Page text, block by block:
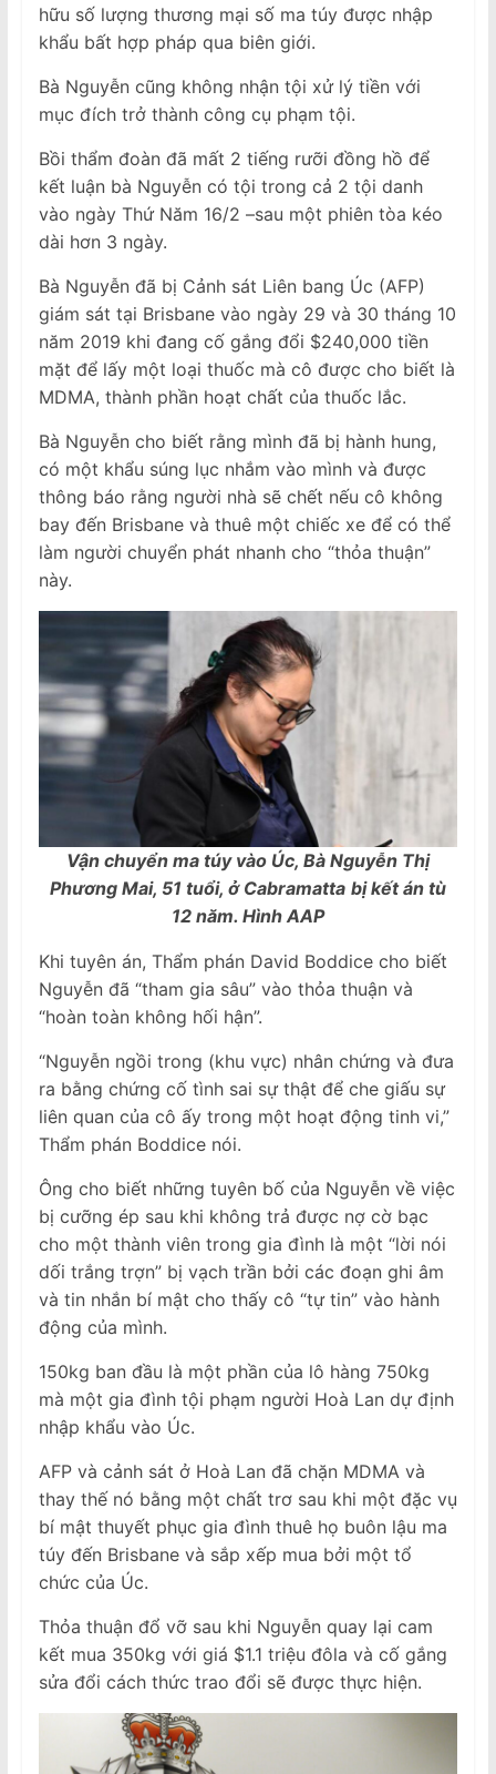
hữu số lượng thương mại số ma túy được nhập
khẩu bất hợp pháp qua biên giới.
Bà Nguyễn cũng không nhận tội xử lý tiền với
mục đích trở thành công cụ phạm tội.
Bồi thẩm đoàn đã mất 2 tiếng rưỡi đồng hồ để
kết luận bà Nguyễn có tội trong cả 2 tội danh
vào ngày Thứ Năm 16/2 –sau một phiên tòa kéo
dài hơn 3 ngày.
Bà Nguyễn đã bị Cảnh sát Liên bang Úc (AFP)
giám sát tại Brisbane vào ngày 29 và 30 tháng 10
năm 2019 khi đang cố gắng đổi $240,000 tiền
mặt để lấy một loại thuốc mà cô được cho biết là
MDMA, thành phần hoạt chất của thuốc lắc.
Bà Nguyễn cho biết rằng mình đã bị hành hung,
có một khẩu súng lục nhắm vào mình và được
thông báo rằng người nhà sẽ chết nếu cô không
bay đến Brisbane và thuê một chiếc xe để có thể
làm người chuyển phát nhanh cho “thỏa thuận”
này.
Vận chuyển ma túy vào Úc, Bà Nguyễn Thị
Phương Mai, 51 tuổi, ở Cabramatta bị kết án tù
12 năm. Hình AAP
Khi tuyên án, Thẩm phán David Boddice cho biết
Nguyễn đã “tham gia sâu” vào thỏa thuận và
“hoàn toàn không hối hận”.
“Nguyễn ngồi trong (khu vực) nhân chứng và đưa
ra bằng chứng cố tình sai sự thật để che giấu sự
liên quan của cô ấy trong một hoạt động tinh vi,”
Thẩm phán Boddice nói.
Ông cho biết những tuyên bố của Nguyễn về việc
bị cưỡng ép sau khi không trả được nợ cờ bạc
cho một thành viên trong gia đình là một “lời nói
dối trắng trợn” bị vạch trần bởi các đoạn ghi âm
và tin nhắn bí mật cho thấy cô “tự tin” vào hành
động của mình.
150kg ban đầu là một phần của lô hàng 750kg
mà một gia đình tội phạm người Hoà Lan dự định
nhập khẩu vào Úc.
AFP và cảnh sát ở Hoà Lan đã chặn MDMA và
thay thế nó bằng một chất trơ sau khi một đặc vụ
bí mật thuyết phục gia đình thuê họ buôn lậu ma
túy đến Brisbane và sắp xếp mua bởi một tổ
chức của Úc.
Thỏa thuận đổ vỡ sau khi Nguyễn quay lại cam
kết mua 350kg với giá $1.1 triệu đôla và cố gắng
sửa đổi cách thức trao đổi sẽ được thực hiện.